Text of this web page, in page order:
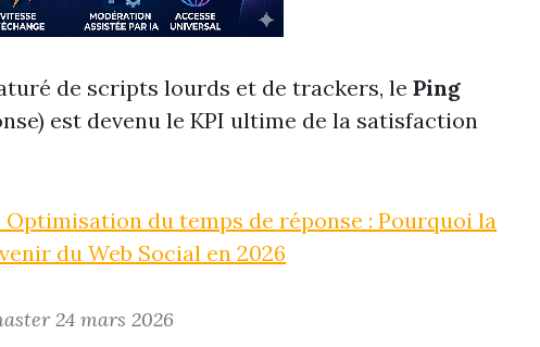
de scripts lourds et de trackers, lePing
est devenu le KPI ultime de la satisfaction
du temps de réponse : Pourquoi la
du Web Social en 2026
24 mars 2026